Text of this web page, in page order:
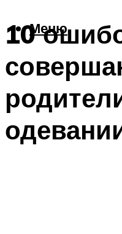
Меню
10